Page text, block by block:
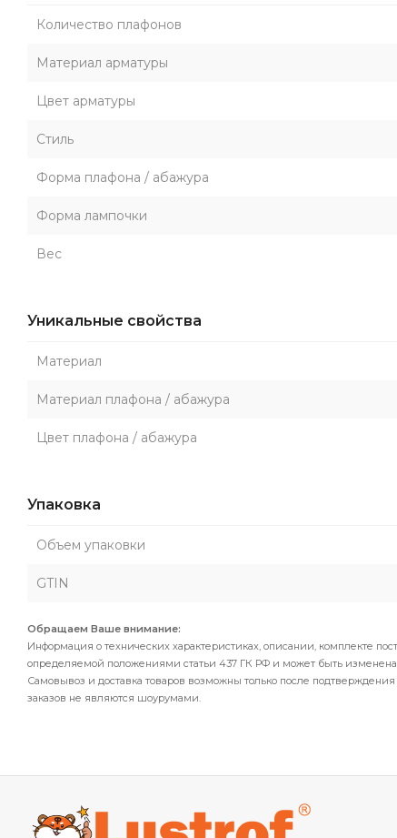
Количество плафонов
Материал арматуры
Цвет арматуры
Стиль
Форма плафона / абажура
Форма лампочки
Вес
Уникальные свойства
Материал
Материал плафона / абажура
Цвет плафона / абажура
Упаковка
Объем упаковки
GTIN
Обращаем Ваше внимание:
Информация о технических характеристиках, описании, комплекте
определяемой положениями статьи 437 ГК РФ и может быть
Самовывоз и доставка товаров возможны только после
заказов не являются шоурумами.